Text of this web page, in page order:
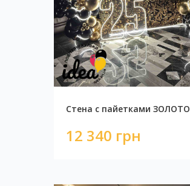
Стена с пайетками ЗОЛОТО
12 340 грн